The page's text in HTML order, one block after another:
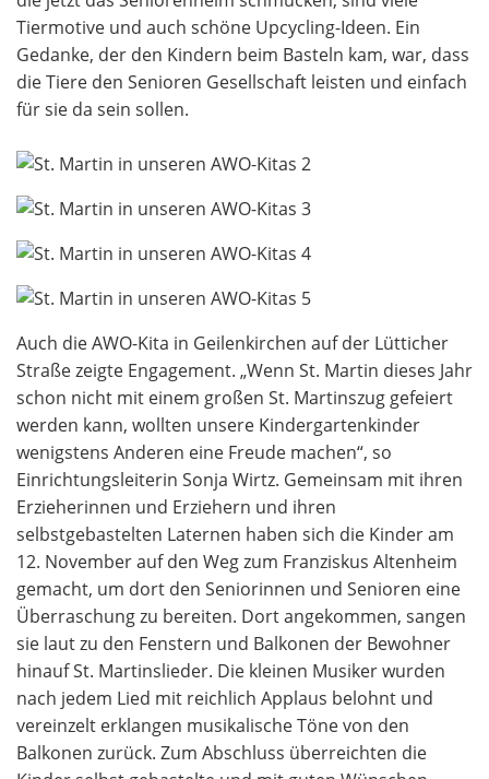
Tiermotive und auch schöne Upcycling-Ideen. Ein
Gedanke, der den Kindern beim Basteln kam, war, dass
die Tiere den Senioren Gesellschaft leisten und einfach
für sie da sein sollen.
Auch die AWO-Kita in Geilenkirchen auf der Lütticher
Straße zeigte Engagement. „Wenn St. Martin dieses Jahr
schon nicht mit einem großen St. Martinszug gefeiert
werden kann, wollten unsere Kindergartenkinder
wenigstens Anderen eine Freude machen“, so
Einrichtungsleiterin Sonja Wirtz. Gemeinsam mit ihren
Erzieherinnen und Erziehern und ihren
selbstgebastelten Laternen haben sich die Kinder am
12. November auf den Weg zum Franziskus Altenheim
gemacht, um dort den Seniorinnen und Senioren eine
Überraschung zu bereiten. Dort angekommen, sangen
sie laut zu den Fenstern und Balkonen der Bewohner
hinauf St. Martinslieder. Die kleinen Musiker wurden
nach jedem Lied mit reichlich Applaus belohnt und
vereinzelt erklangen musikalische Töne von den
Balkonen zurück. Zum Abschluss überreichten die